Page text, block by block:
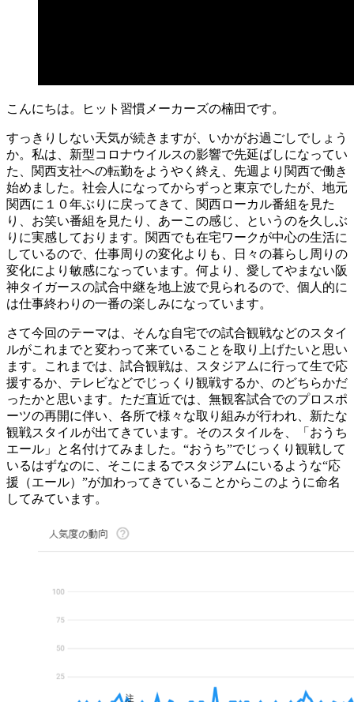
こんにちは。ヒット習慣メーカーズの楠田です。
すっきりしない天気が続きますが、いかがお過ごしでしょう
か。私は、新型コロナウイルスの影響で先延ばしになってい
た、関西支社への転勤をようやく終え、先週より関西で働き
始めました。社会人になってからずっと東京でしたが、地元
関西に１０年ぶりに戻ってきて、関西ローカル番組を見た
り、お笑い番組を見たり、あーこの感じ、というのを久しぶ
りに実感しております。関西でも在宅ワークが中心の生活に
しているので、仕事周りの変化よりも、日々の暮らし周りの
変化により敏感になっています。何より、愛してやまない阪
神タイガースの試合中継を地上波で見られるので、個人的に
は仕事終わりの一番の楽しみになっています。
さて今回のテーマは、そんな自宅での試合観戦などのスタイ
ルがこれまでと変わって来ていることを取り上げたいと思い
ます。これまでは、試合観戦は、スタジアムに行って生で応
援するか、テレビなどでじっくり観戦するか、のどちらかだ
ったかと思います。ただ直近では、無観客試合でのプロスポ
ーツの再開に伴い、各所で様々な取り組みが行われ、新たな
観戦スタイルが出てきています。そのスタイルを、「おうち
エール」と名付けてみました。“おうち”でじっくり観戦して
いるはずなのに、そこにまるでスタジアムにいるような“応
援（エール）”が加わってきていることからこのように命名
してみています。